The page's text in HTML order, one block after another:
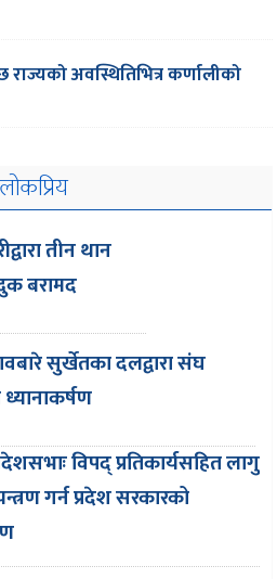
राज्यको अवस्थितिभित्र कर्णालीको
लोकप्रिय
तीन थान
बरामद
सुर्खेतका दलद्वारा संघ
विपद् प्रतिकार्यसहित लागु
गर्न प्रदेश सरकारको